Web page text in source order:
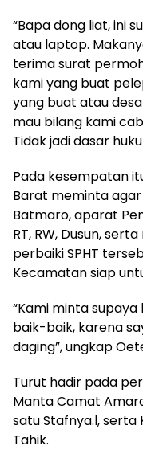
“Bapa dong liat, ini
atau laptop.
terima surat
kami yang buat
yang buat atau
mau bilang kami
Tidak jadi dasar
Pada kesempatan
Barat meminta agar
Batmaro, aparat
RT, RW, Dusun,
perbaiki SPHT
Kecamatan siap
“Kami minta
baik-baik, karena
daging”, ungkap
Turut hadir pada
Manta Camat
satu Stafnya.l, serta
Tahik.